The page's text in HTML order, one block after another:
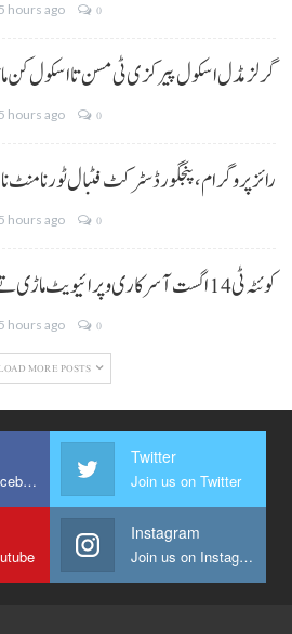
5 hours ago 0
گرلز مڈل اسکول پیرکزی ٹی مسن تا اسکول کن
5 hours ago 0
رائز پروگرام، پنجگور ڈسٹرکٹ فٹبال
5 hours ago 0
کوئٹہ ٹی 14 اگست آ سرکاری و پرائیویٹ ماڑی تے بیرفنگ نا بابت دیوان
5 hours ago 0
LOAD MORE POSTS
Join us on Facebook
Twitter
Join us on Twitter
Instagram
Join us on Instagram